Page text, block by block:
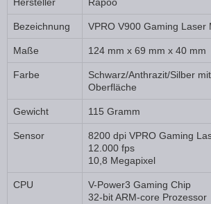
Hersteller Rapoo
Bezeichnung VPRO V900 Gaming Laser
Maße 124 mm x 69 mm x 40 mm
Farbe
Schwarz/Anthrazit/Silber
Oberfläche
Gewicht 115 Gramm
Sensor
8200 dpi VPRO Gaming
12.000 fps
10,8 Megapixel
CPU
V-Power3 Gaming Chip
32-bit ARM-core Prozessor